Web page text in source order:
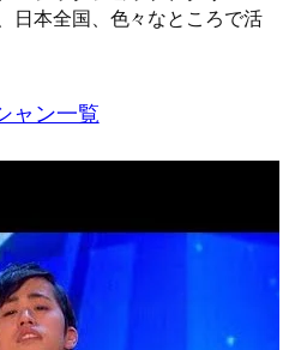
日本全国、色々なところで活
ャン一覧